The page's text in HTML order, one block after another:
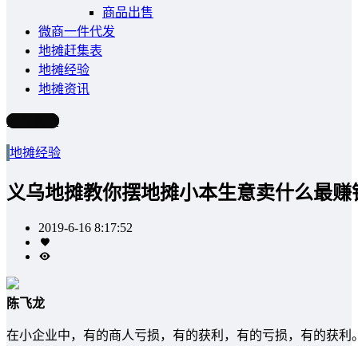
商品出售
微商一件代发
地摊赶集表
地摊经验
地摊资讯
写文章
地摊经验
义乌地摊教你摆地摊小本生意卖什么最赚
2019-6-16 8:17:52
陈飞龙
在小企业中，有的商人亏损，有的获利，有的亏损，有的获